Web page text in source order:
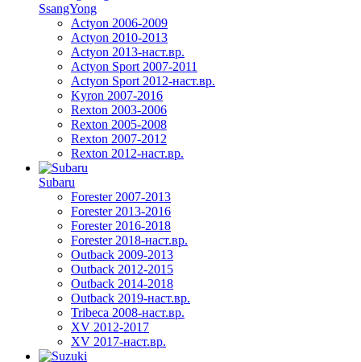
SsangYong
Actyon 2006-2009
Actyon 2010-2013
Actyon 2013-наст.вр.
Actyon Sport 2007-2011
Actyon Sport 2012-наст.вр.
Kyron 2007-2016
Rexton 2003-2006
Rexton 2005-2008
Rexton 2007-2012
Rexton 2012-наст.вр.
Subaru
Forester 2007-2013
Forester 2013-2016
Forester 2016-2018
Forester 2018-наст.вр.
Outback 2009-2013
Outback 2012-2015
Outback 2014-2018
Outback 2019-наст.вр.
Tribeca 2008-наст.вр.
XV 2012-2017
XV 2017-наст.вр.